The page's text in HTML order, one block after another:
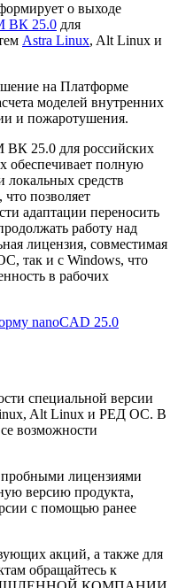
о выходе
ВК 25.0 для
Astra Linux, Alt Linux и
на Платформе
моделей внутренних
и пожаротушения.
ВК 25.0 для российских
обеспечивает полную
локальных средств
позволяет
адаптации переносить
работу над
лицензия, совместимая
так и с Windows, что
в рабочих
nanoCAD 25.0
специальной версии
Alt Linux и РЕД ОС. В
возможности
лицензиями
версию продукта,
с помощью ранее
акций, а также для
обращайтесь к